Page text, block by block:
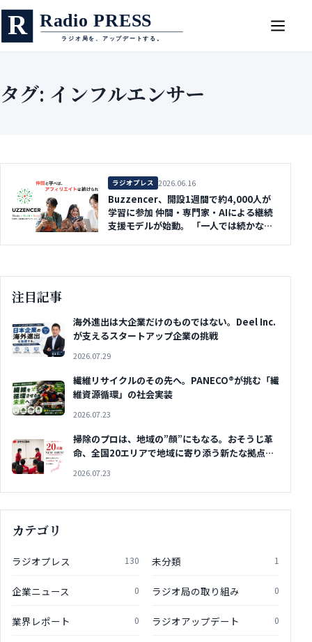
タグ: インフルエンサー
ラジオプレス 2026.06.16
Buzzencer、開設1週間で約4,000人が
学習に参加 仲間・専門家・AIによる継続
支援モデルが始動。 「一人では続かな
注目記事
海外進出は大企業だけのものではない。Deel Inc.
が支えるスタートアップ企業の挑戦
2026.07.29
繊維リサイクルのその先へ。PANECO®が挑む「繊
維資源循環」の社会実装
2026.07.23
掃除のプロは、地域の”顔”にもなる。おそうじ革
命、全国20エリアで地域に寄り添う新たな拠点を
2026.07.23
カテゴリ
ラジオプレス 130 未分類 1
企業ニュース 0 ラジオ局の取り組み 0
業界レポート 0 ラジオアップデート 0